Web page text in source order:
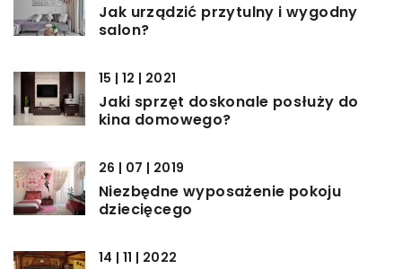
Jak urządzić przytulny i wygodny
salon?
15 | 12 | 2021
Jaki sprzęt doskonale posłuży do
kina domowego?
26 | 07 | 2019
Niezbędne wyposażenie pokoju
dziecięcego
14 | 11 | 2022